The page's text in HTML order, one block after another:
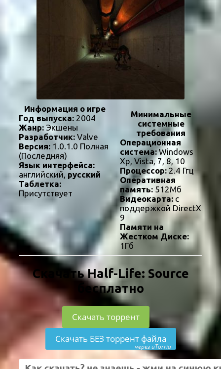
Информация о игре
Год выпуска: 2004
Жанр: Экшены
Разработчик: Valve
Версия: 1.0.1.0 Полная
(Последняя)
Язык интерфейса:
английский, русский
Таблетка:
Присутствует
Минимальные
системные
требования
Операционная
система:Windows
Xp, Vista, 7, 8, 10
Процессор:2.4 Ггц
Оперативная
память:512Мб
Видеокарта:с
поддержкой DirectX
9
Памяти на
Жестком Диске:
1Гб
Скачать Half-Life: Source
бесплатно
Скачать торрент
Скачать БЕЗ торрент файла
через uTorria